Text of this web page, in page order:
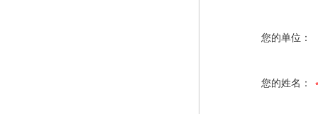
您的单位：
您的姓名：